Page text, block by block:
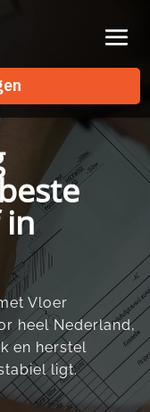
Vloer
heel Nederland,
en herstel
ligt.​